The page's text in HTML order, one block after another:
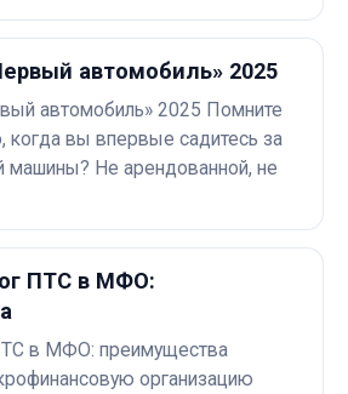
автомобиль» 2025
автомобиль» 2025 Помните
когда вы впервые садитесь за
машины? Не арендованной, не
ПТС в МФО:
в МФО: преимущества
организацию